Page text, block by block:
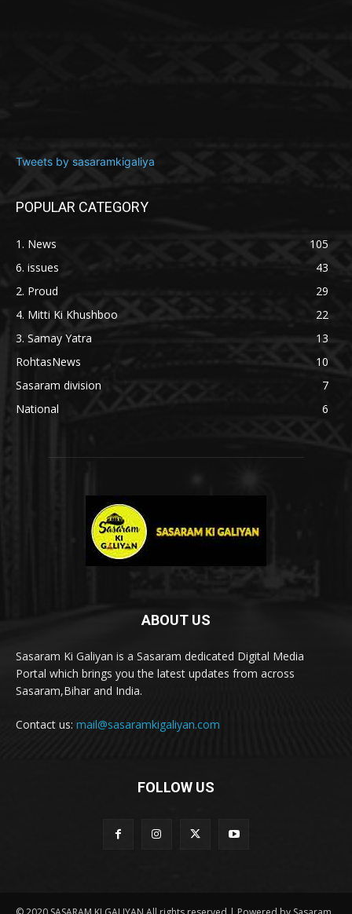
Tweets by sasaramkigaliya
POPULAR CATEGORY
1. News
105
6. issues
43
2. Proud
29
4. Mitti Ki Khushboo
22
3. Samay Yatra
13
RohtasNews
10
Sasaram division
7
National
6
ABOUT US
Sasaram Ki Galiyan is a Sasaram dedicated Digital Media
Portal which brings you the latest updates from across
Sasaram,Bihar and India.
Contact us: mail@sasaramkigaliyan.com
FOLLOW US